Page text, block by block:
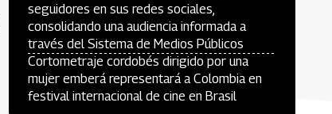
seguidores en sus redes sociales,
consolidando una audiencia informada a
través del Sistema de Medios Públicos
Cortometraje cordobés dirigido por una
mujer emberá representará a Colombia en
festival internacional de cine en Brasil